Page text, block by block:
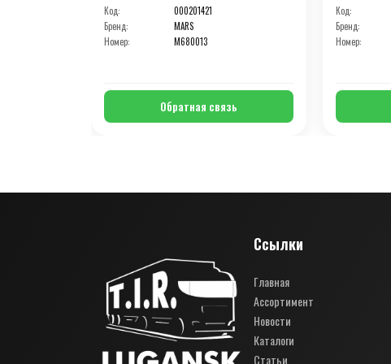
Код:
000201421
Бренд:
MARS
Номер:
M680013
Обратная связь
Код:
Бренд:
Номер:
Ссылки
Главная
Ассортимент
Новости
Каталоги
Статьи